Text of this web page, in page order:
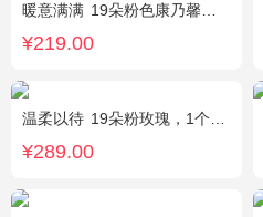
暖意满满 19朵粉色康乃馨，搭配相思梅、黄莺穿插点缀。
¥219.00
温柔以待 19朵粉玫瑰，1个粉色绣球，1枝多头白百合，桔梗、满天星、绿叶搭配
¥289.00